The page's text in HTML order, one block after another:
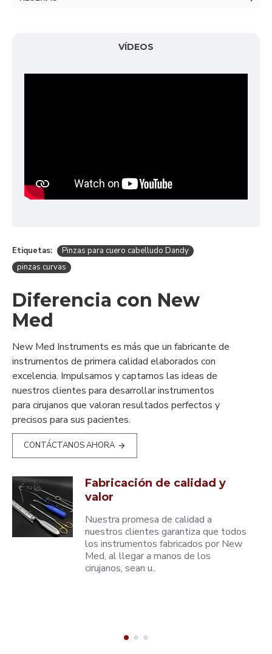
VÍDEOS
Etiquetas:
Pinzas para cuero cabelludo Dandy
pinzas curvas
Diferencia con New
Med
New Med Instruments es más que un fabricante de
instrumentos de primera calidad elaborados con
excelencia. Impulsamos y captamos las ideas de
nuestros clientes para desarrollar instrumentos
para cirujanos que valoran resultados perfectos y
precisos para sus pacientes.
CONTÁCTANOS AHORA
Fabricación de calidad y
valor
Nuestra promesa de calidad a
nuestros clientes garantiza que todos
los instrumentos fabricados por New
Med, al llegar a manos de los
cirujanos, sean u..